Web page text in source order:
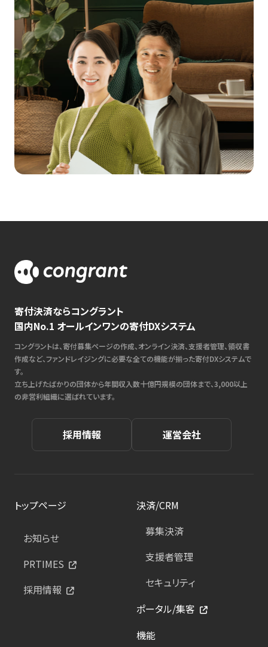
寄付決済ならコングラント
国内No.1 オールインワンの寄付DXシステム
コングラントは、寄付募集ページの作成、オンライン決済、支援者管理、領収書
作成など、ファンドレイジングに必要な全ての機能が揃った寄付DXシステムで
す。
立ち上げたばかりの団体から年間収入数十億円規模の団体まで、3,000以上
の非営利組織に選ばれています。
採用情報 運営会社
トップページ
お知らせ
PRTIMES
採用情報
決済/CRM
募集決済
支援者管理
セキュリティ
ポータル/集客
機能